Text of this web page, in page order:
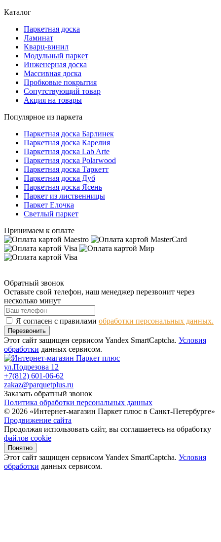
Каталог
Паркетная доска
Ламинат
Кварц-винил
Модульный паркет
Инженерная доска
Массивная доска
Пробковые покрытия
Сопутствующий товар
Акция на товары
Популярное из паркета
Паркетная доска Барлинек
Паркетная доска Карелия
Паркетная доска Lab Arte
Паркетная доска Polarwood
Паркетная доска Таркетт
Паркетная доска Дуб
Паркетная доска Ясень
Паркет из лиственницы
Паркет Елочка
Светлый паркет
Принимаем к оплате
Обратный звонок
Оставьте свой телефон, наш менеджер перезвонит через
несколько минут
Я согласен с правилами обработки персональных данных.
Перезвонить
Этот сайт защищен сервисом Yandex SmartCaptcha. Условия
обработки данных сервисом.
ул.Подрезова 12
+7(812) 601-06-62
zakaz@parquetplus.ru
Заказать обратный звонок
Политика обработки персональных данных
© 2026 «Интернет-магазин Паркет плюс в Санкт-Петербурге»
Продвижение сайта
Продолжая использовать сайт, вы соглашаетесь на обработку
файлов cookie
Понятно
Этот сайт защищен сервисом Yandex SmartCaptcha. Условия
обработки данных сервисом.